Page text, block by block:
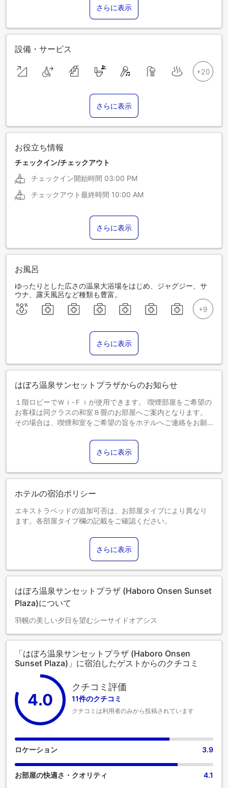
さらに表示
設備・サービス
さらに表示
お役立ち情報
チェックイン/チェックアウト
チェックイン開始時間 03:00 PM
チェックアウト最終時間 10:00 AM
さらに表示
お風呂
ゆったりとした広さの温泉大浴場をはじめ、ジャグジー、サ
ウナ、露天風呂など種類も豊富。
さらに表示
はぼろ温泉サンセットプラザからのお知らせ
１階ロビーでＷｉ‐Ｆｉが使用できます。 喫煙部屋をご希望の
お客様は同クラスの和室８畳のお部屋へご案内となります。
その場合は、喫煙和室をご希望の旨をホテルへご連絡をお願
【プール営業休止について】
屋外プールは現在故障中のため営業を休止しています。営業
詳細につきましては直接宿泊施設へお問い合わせください。
さらに表示
ホテルの宿泊ポリシー
エキストラベッドの追加可否は、お部屋タイプにより異なり
ます。各部屋タイプ欄の記載をご確認ください。
さらに表示
はぼろ温泉サンセットプラザ (Haboro Onsen Sunset
Plaza)について
羽幌の美しい夕日を望むシーサイドオアシス
「はぼろ温泉サンセットプラザ (Haboro Onsen
Sunset Plaza)」に宿泊したゲストからのクチコミ
4.0
クチコミ評価
11件のクチコミ
クチコミは利用者のみから投稿されています
ロケーション 3.9
お部屋の快適さ・クオリティ 4.1